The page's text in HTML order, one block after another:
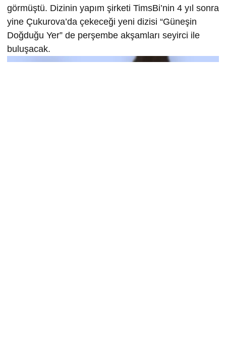
görmüştü. Dizinin yapım şirketi TimsBi’nin 4 yıl sonra
yine Çukurova’da çekeceği yeni dizisi “Güneşin
Doğduğu Yer” de perşembe akşamları seyirci ile
buluşacak.